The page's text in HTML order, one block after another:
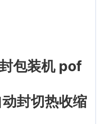
包装机 pof
封切热收缩